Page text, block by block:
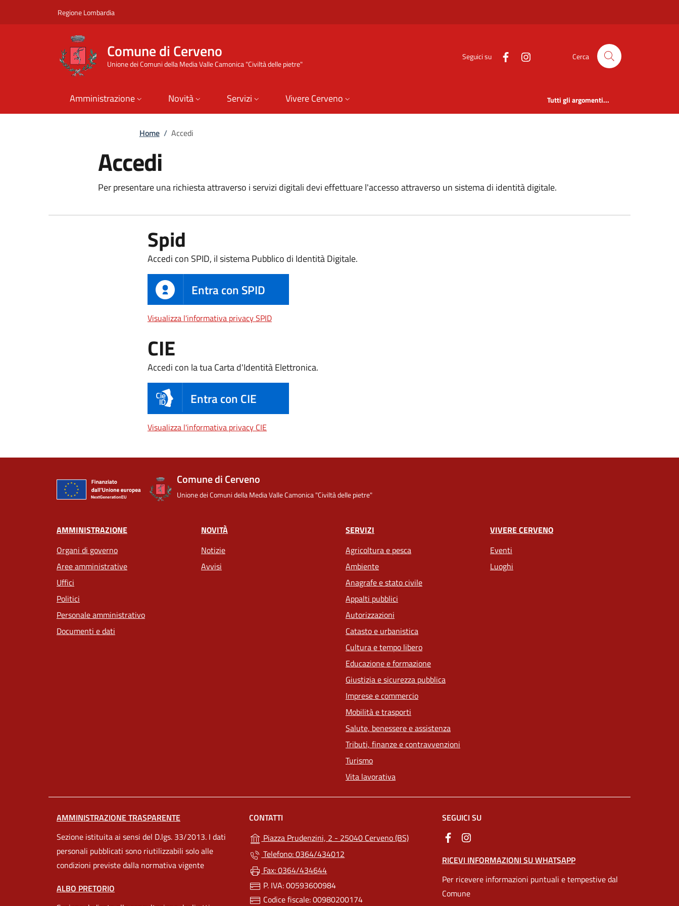
Comune di Cerveno
Regione Lombardia
Comune di Cerveno
Unione dei Comuni della Media Valle Camonica "Civiltà delle pietre"
Seguici su Cerca
Amministrazione Novità Servizi Vivere Cerveno Tutti gli argomenti...
Home / Accedi
Accedi
Per presentare una richiesta attraverso i servizi digitali devi effettuare l'accesso attraverso un sistema di identità digitale.
Spid
Accedi con SPID, il sistema Pubblico di Identità Digitale.
Entra con SPID
Visualizza l'informativa privacy SPIDVisualizza l'informativa privacy SPID
CIE
Accedi con la tua Carta d'Identità Elettronica.
Entra con CIE
Visualizza l'informativa privacy CIE
Comune di Cerveno
Unione dei Comuni della Media Valle Camonica "Civiltà delle pietre"
AMMINISTRAZIONE
Organi di governo
Aree amministrative
Uffici
Politici
Personale amministrativo
Documenti e dati
NOVITÀ
Notizie
Avvisi
SERVIZI
Agricoltura e pesca
Ambiente
Anagrafe e stato civile
Appalti pubblici
Autorizzazioni
Catasto e urbanistica
Cultura e tempo libero
Educazione e formazione
Giustizia e sicurezza pubblica
Imprese e commercio
Mobilità e trasporti
Salute, benessere e assistenza
Tributi, finanze e contravvenzioni
Turismo
Vita lavorativa
VIVERE CERVENO
Eventi
Luoghi
AMMINISTRAZIONE TRASPARENTE
Sezione istituita ai sensi del D.lgs. 33/2013. I dati
personali pubblicati sono riutilizzabili solo alle
condizioni previste dalla normativa vigente
ALBO PRETORIO
CONTATTI
Piazza Prudenzini, 2 - 25040 Cerveno (BS)(apre in un'altra scheda).
Telefono: 0364/434012
Fax: 0364/434644
P. IVA: 00593600984
Codice fiscale: 00980200174
SEGUICI SU
RICEVI INFORMAZIONI SU WHATSAPP
Per ricevere informazioni puntuali e tempestive dal
Comune